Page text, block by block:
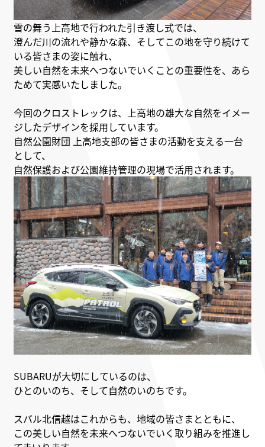
雪の舞う上高地で行われた引き渡し式では、
澄んだ川の流れや静かな森、そしてこの地を守り続けて
いる皆さまの姿に触れ、
美しい自然を未来へつないでいくことの重要性を、あら
ためて実感いたしました。
今回のクロストレックは、上高地の雄大な自然をイメー
ジしたデザインを採用しています。
自然公園財団 上高地支部の皆さまの活動を支える一台
として、
自然保護および公園維持管理の現場で活用されます。
SUBARUが大切にしているのは、
ひとのいのち、そして自然のいのちです。
スバル北信越はこれからも、地域の皆さまとともに、
この美しい自然を未来へつないでいく取り組みを推進し